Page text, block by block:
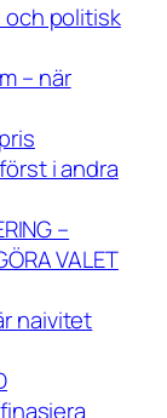
politisk
– när
i andra
–
VALET
naivitet